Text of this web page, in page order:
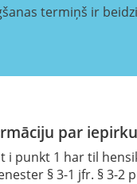
termiņš ir
par
i punkt 1 har til
§ 3-1 jfr. § 3-2